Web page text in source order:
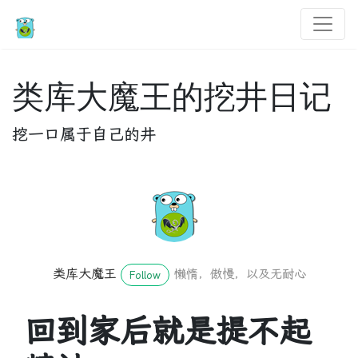
类库大魔王的挖井日记
挖一口属于自己的井
类库大魔王 Follow 懒惰，傲慢，以及无耐心
回到家后就是提不起